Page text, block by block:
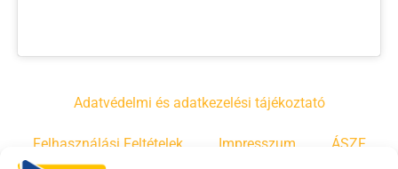
Adatvédelmi és adatkezelési tájékoztató
Felhasználási Feltételek Impresszum ÁSZF